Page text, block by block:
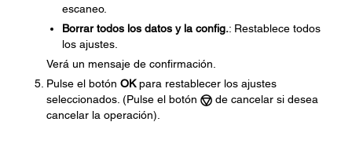
escaneo.
Borrar todos los datos y la config.: Restablece todos
los ajustes.
Verá un mensaje de confirmación.
Pulse el botón OKpara restablecer los ajustes
seleccionados. (Pulse el botón
de cancelar si desea
cancelar la operación).